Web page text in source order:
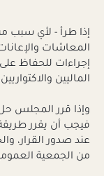
إذا طرأ - لأي سبب
المعاشات
إجراءات للحفاظ
الماليين
وإذا قرر المجلس
فيجب أن يقرر
عند صدور القرار،
من الجمعية